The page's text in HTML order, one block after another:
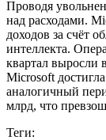
Проводя
над расходами.
доходов за счёт
интеллекта.
квартал выросли
Microsoft
аналогичный
млрд, что
Теги: